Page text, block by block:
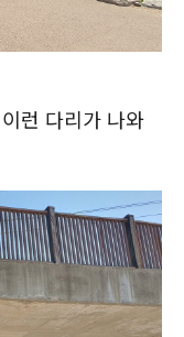
런 다리가 나와